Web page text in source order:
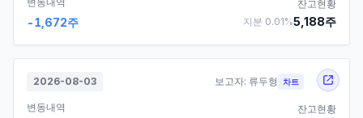
-1,672주
잔고현황
지분 0.01%5,188주
2026-08-03 보고자: 류두형 차트
변동내역
잔고현황